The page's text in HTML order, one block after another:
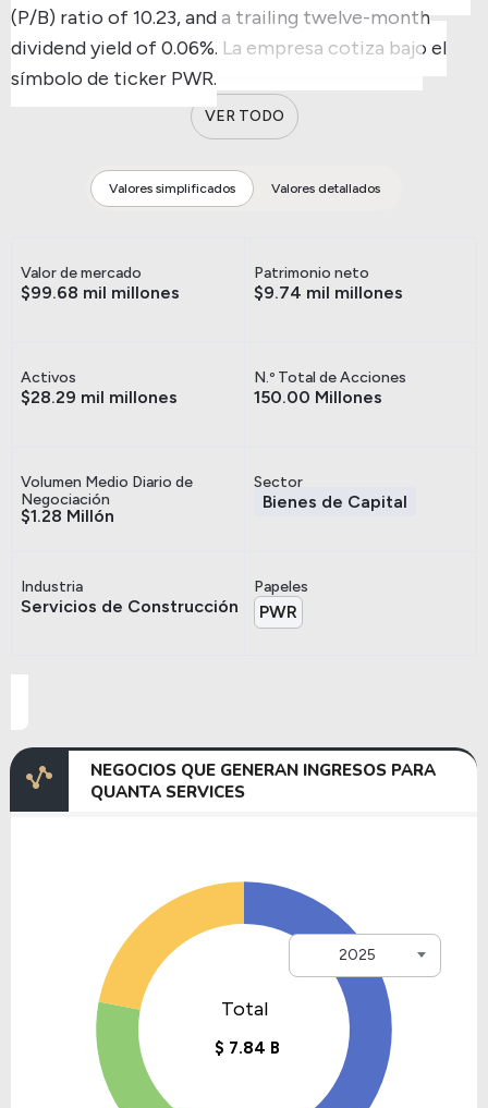
(P/B) ratio of 10.23, and a trailing twelve-month
dividend yield of 0.06%. La empresa cotiza bajo el
símbolo de ticker PWR.
VER TODO
Valores simplificados Valores detallados
Valor de mercado
$99.68 mil millones
Patrimonio neto
$9.74 mil millones
Activos
$28.29 mil millones
N.º Total de Acciones
150.00 Millones
Volumen Medio Diario de
Negociación
$1.28 Millón
Sector
Bienes de Capital
Industria
Servicios de Construcción
Papeles
PWR
NEGOCIOS QUE GENERAN INGRESOS PARA
QUANTA SERVICES
2025